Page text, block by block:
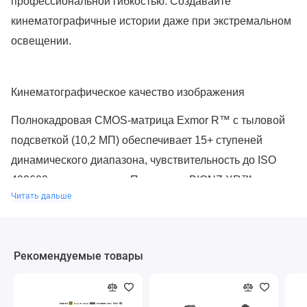
кинематографичные истории даже при экстремальном
освещении.
Кинематографическое качество изображения
Полнокадровая CMOS-матрица Exmor R™ с тыловой
подсветкой (10,2 МП) обеспечивает 15+ ступеней
динамического диапазона, чувствительность до ISO
409600 и малое шумы. Процессор BIONZ XR™
гарантирует высокоскоростное считывание и точную
насыщенных телесных тонов и готового к показу
Читать дальше
Рекомендуемые товары